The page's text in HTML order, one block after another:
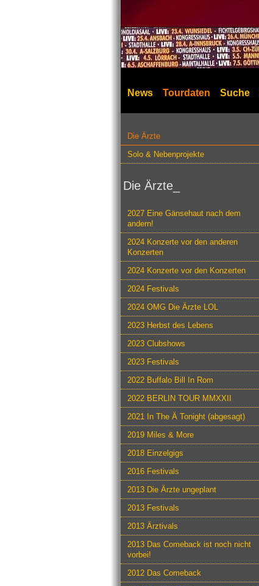
News Tourdaten Suche
Die Ärzte
Solo & Nebenprojekte
Die Ärzte_
2027 Eine Gänsehaut nach dem
andern!
2024 Konzerte vor den anderen
Konzerten
2024 Konzerte vor den Konzerten
2024 Festivals
2024 OMG Die Ärzte LOL
2023 Herbst des Lebens
2023 Clubshows
2023 Festivals
2022 Buffalo Bill In Rom
2022 BERLIN TOUR MMXXII
2021 In The Ä Tonight (abgesagt)
2019 Miles & More
2018 Einzelgigs
2016 Festivals
2013 Die Ärzte ungeplant
2013 Festivals
2013 Ärztivals
2013 Das Comeback ist noch nicht
vorbei!
2012 Das Comeback